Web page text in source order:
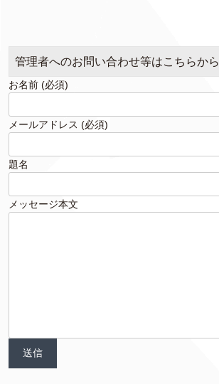
管理者へのお問い合わせ等はこちらから
お名前 (必須)
メールアドレス (必須)
題名
メッセージ本文